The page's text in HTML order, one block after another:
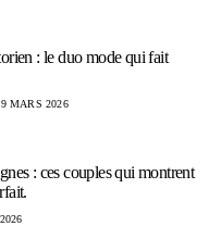
: le duo mode qui fait
9 MARS 2026
: ces couples qui montrent